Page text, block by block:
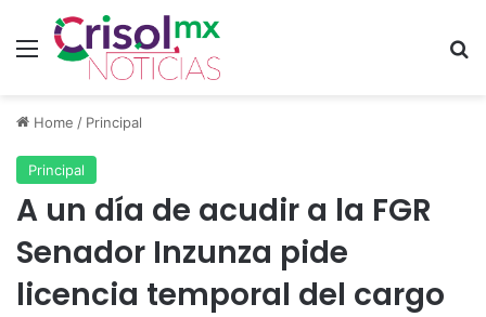
Menu
Home / Principal
Principal
A un día de acudir a la FGR
Senador Inzunza pide
licencia temporal del cargo